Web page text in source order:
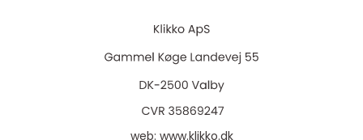
web: www.klikko.dk